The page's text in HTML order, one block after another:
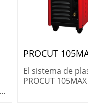
PROCUT
El sistema de
PROCUT